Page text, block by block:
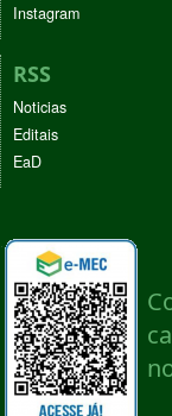
Instagram
RSS
Noticias
Editais
EaD